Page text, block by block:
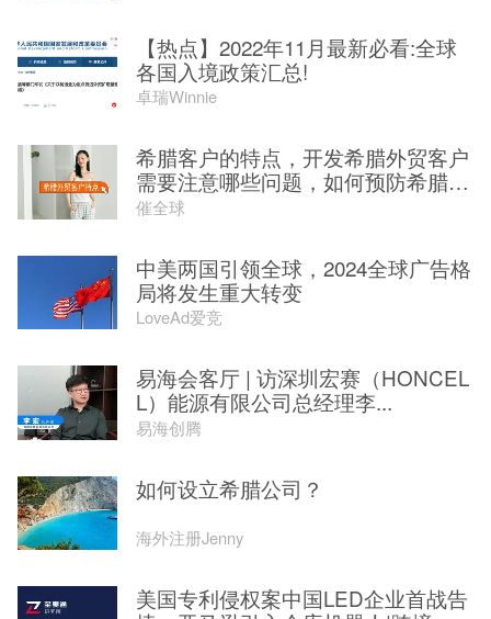
【热点】2022年11月最新必看:全球
各国入境政策汇总!
卓瑞Winnie
希腊客户的特点，开发希腊外贸客户
需要注意哪些问题，如何预防希腊
客...
催全球
中美两国引领全球，2024全球广告格
局将发生重大转变
LoveAd爱竞
易海会客厅 | 访深圳宏赛（HONCEL
L）能源有限公司总经理李...
易海创腾
如何设立希腊公司？
海外注册Jenny
美国专利侵权案中国LED企业首战告